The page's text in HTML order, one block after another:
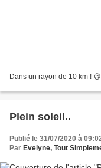
Dans un rayon de 10 km !
Plein soleil..
Publié le 31/07/2020 à
Par Evelyne, Tout